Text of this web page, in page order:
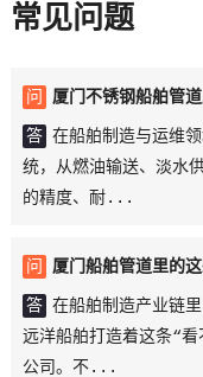
厦门等离子自动焊机
常见问题
问 厦门不锈钢船舶管
答 在船舶制造与运维
统，从燃油输送、淡水
的精度、耐...
问 厦门船舶管道里的
答 在船舶制造产业链
远洋船舶打造着这条“
公司。不...